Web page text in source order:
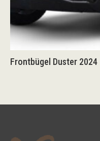
Frontbügel Duster 2024